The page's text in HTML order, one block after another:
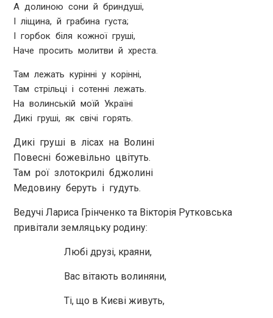
А долиною сони й бриндуші,
І ліщина, й грабина густа;
І горбок біля кожної груші,
Наче просить молитви й хреста.
Там лежать курінні у корінні,
Там стрільці і сотенні лежать.
На волинській моїй Україні
Дикі груші, як свічі горять.
Дикі груші в лісах на Волині
Повесні божевільно цвітуть.
Там рої злотокрилі бджолині
Медовину беруть і гудуть.
Ведучі Лариса Грінченко та Вікторія Рутковська
привітали земляцьку родину:
Любі друзі, краяни,
Вас вітають волиняни,
Ті, що в Києві живуть,